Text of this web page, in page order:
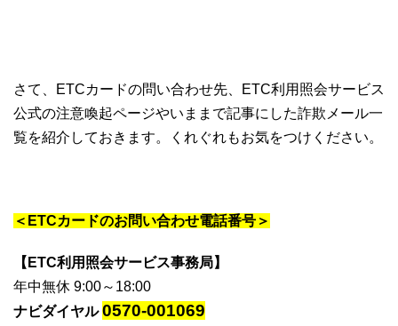
さて、ETCカードの問い合わせ先、ETC利用照会サービス
公式の注意喚起ページやいままで記事にした詐欺メール一
覧を紹介しておきます。くれぐれもお気をつけください。
＜ETCカードのお問い合わせ電話番号＞
【ETC利用照会サービス事務局】
年中無休 9:00～18:00
ナビダイヤル0570-001069